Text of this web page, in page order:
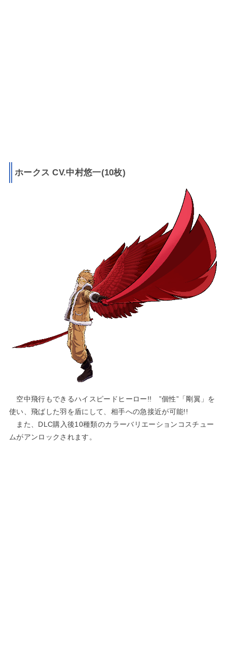
ホークス CV.中村悠一(10枚)
空中飛行もできるハイスピードヒーロー!! ”個性”「剛翼」を
使い、飛ばした羽を盾にして、相手への急接近が可能!!
また、DLC購入後10種類のカラーバリエーションコスチュー
ムがアンロックされます。